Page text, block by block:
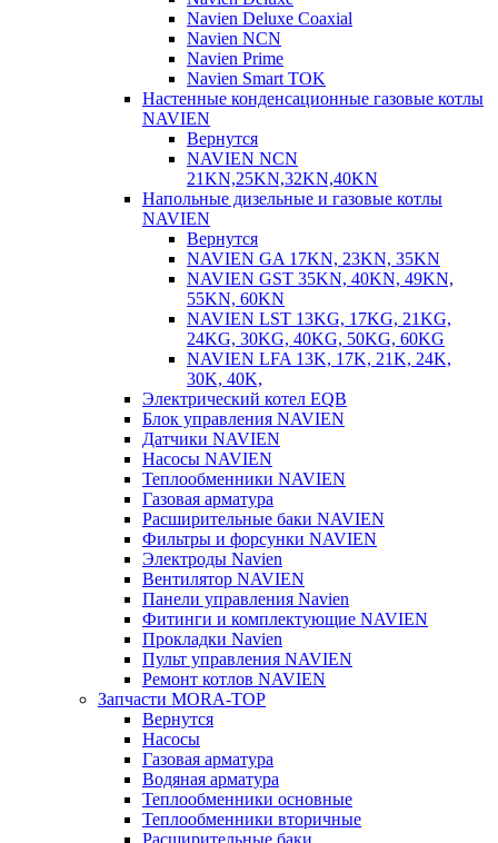
Navien Deluxe Coaxial
Navien NCN
Navien Prime
Navien Smart TOK
Настенные конденсационные газовые котлы
NAVIEN
Вернутся
NAVIEN NCN
21KN,25KN,32KN,40KN
Напольные дизельные и газовые котлы
NAVIEN
Вернутся
NAVIEN GA 17KN, 23KN, 35KN
NAVIEN GST 35KN, 40KN, 49KN,
55KN, 60KN
NAVIEN LST 13KG, 17KG, 21KG,
24KG, 30KG, 40KG, 50KG, 60KG
NAVIEN LFA 13K, 17K, 21K, 24K,
30K, 40K,
Электрический котел EQB
Блок управления NAVIEN
Датчики NAVIEN
Насосы NAVIEN
Теплообменники NAVIEN
Газовая арматура
Расширительные баки NAVIEN
Фильтры и форсунки NAVIEN
Электроды Navien
Вентилятор NAVIEN
Панели управления Navien
Фитинги и комплектующие NAVIEN
Прокладки Navien
Пульт управления NAVIEN
Ремонт котлов NAVIEN
Запчасти MORA-TOP
Вернутся
Насосы
Газовая арматура
Водяная арматура
Теплообменники основные
Теплообменники вторичные
Расширительные баки